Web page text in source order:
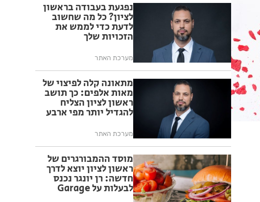
נפגעת בעבודה בראשון
לציון? כל מה שחשוב
לדעת כדי לממש את
הזכויות שלך
מערכת האתר
מתאונה קלה לפיצוי של
מאות אלפים: כך תושב
ראשון לציון הצליח
להגדיל יותר מפי ארבע
הביטוח
מערכת האתר
מוסד ההמבורגרים של
ראשון לציון יוצא לדרך
חדשה: רן יונגר נכנס
לבעלות על Garage